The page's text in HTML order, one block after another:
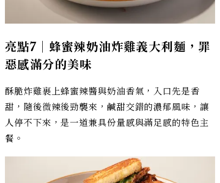
亮點7｜蜂蜜辣奶油炸雞義大利麵，罪
惡感滿分的美味
酥脆炸雞裹上蜂蜜辣醬與奶油香氣，入口先是香
甜，隨後微辣後勁襲來，鹹甜交錯的濃郁風味，讓
人停不下來，是一道兼具份量感與滿足感的特色主
餐。